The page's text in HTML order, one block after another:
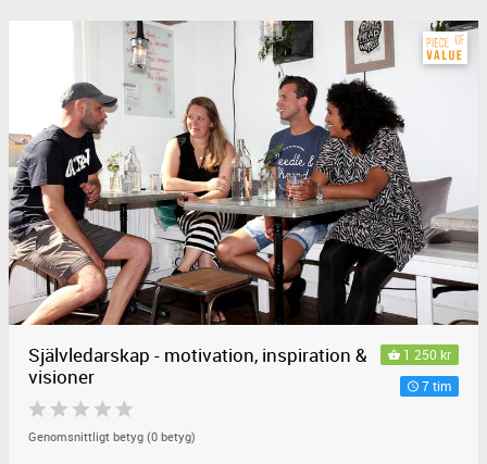
1 250 kr
7 tim
Självledarskap - motivation, inspiration &
visioner
Genomsnittligt betyg (0 betyg)